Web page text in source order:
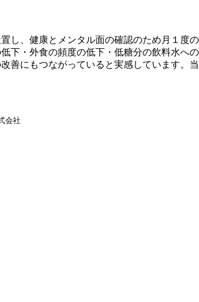
し、健康とメンタル面の確認のため月１
下・外食の頻度の低下・低糖分の飲料水
善にもつながっていると実感しています。
会社